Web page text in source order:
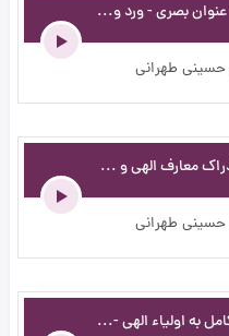
دیدگاه توحیدى اهل ذكر - عنوان بصری - ورد و ذکر - ج12
طهرانی
لزوم تهیؤ و آمادگى براى ادراك معارف الهى و حقیقت علم‏ - عنوان بصری - علم ومعرفت - ج22
طهرانی
لزوم تسلیم و سرسپردگی کامل به اولیاء الهی - عنوان بصری - حقیقت تقوا و مراتب آن - ج132